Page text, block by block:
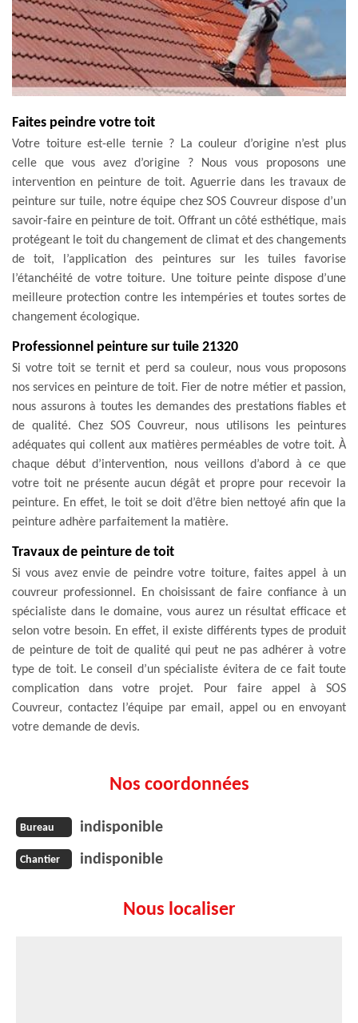
Faites peindre votre toit
Votre toiture est-elle ternie ? La couleur d’origine n’est plus
celle que vous avez d’origine ? Nous vous proposons une
intervention en peinture de toit. Aguerrie dans les travaux de
peinture sur tuile, notre équipe chez SOS Couvreur dispose d’un
savoir-faire en peinture de toit. Offrant un côté esthétique, mais
protégeant le toit du changement de climat et des changements
de toit, l’application des peintures sur les tuiles favorise
l’étanchéité de votre toiture. Une toiture peinte dispose d’une
meilleure protection contre les intempéries et toutes sortes de
changement écologique.
Professionnel peinture sur tuile 21320
Si votre toit se ternit et perd sa couleur, nous vous proposons
nos services en peinture de toit. Fier de notre métier et passion,
nous assurons à toutes les demandes des prestations fiables et
de qualité. Chez SOS Couvreur, nous utilisons les peintures
adéquates qui collent aux matières perméables de votre toit. À
chaque début d’intervention, nous veillons d’abord à ce que
votre toit ne présente aucun dégât et propre pour recevoir la
peinture. En effet, le toit se doit d’être bien nettoyé afin que la
peinture adhère parfaitement la matière.
Travaux de peinture de toit
Si vous avez envie de peindre votre toiture, faites appel à un
couvreur professionnel. En choisissant de faire confiance à un
spécialiste dans le domaine, vous aurez un résultat efficace et
selon votre besoin. En effet, il existe différents types de produit
de peinture de toit de qualité qui peut ne pas adhérer à votre
type de toit. Le conseil d’un spécialiste évitera de ce fait toute
complication dans votre projet. Pour faire appel à SOS
Couvreur, contactez l’équipe par email, appel ou en envoyant
votre demande de devis.
Nos coordonnées
Bureau indisponible
Chantier indisponible
Nous localiser